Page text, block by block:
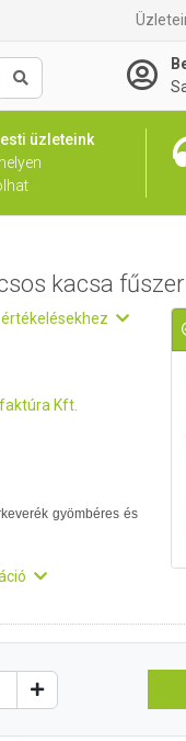
Keresés
üzleteink
kacsa
Kft.
gyömbéres és